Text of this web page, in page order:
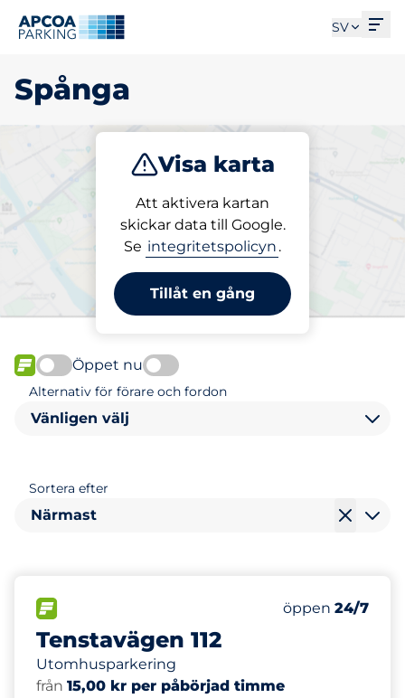
SV
Spånga
Visa karta
Att aktivera kartan
skickar data till Google.
Se integritetspolicyn .
Tillåt en gång
Parkera Ladda
Välj din parkeringsplats i
Spånga
FLÖDE
Öppet nu
Alternativ för förare och fordon
Vänligen välj
Sortera efter
Närmast
Tenstavägen 112
Utomhusparkering
Antal
Totalt antal
Lördag
öppen 24/7
från 15,00 kr per påbörjad timme